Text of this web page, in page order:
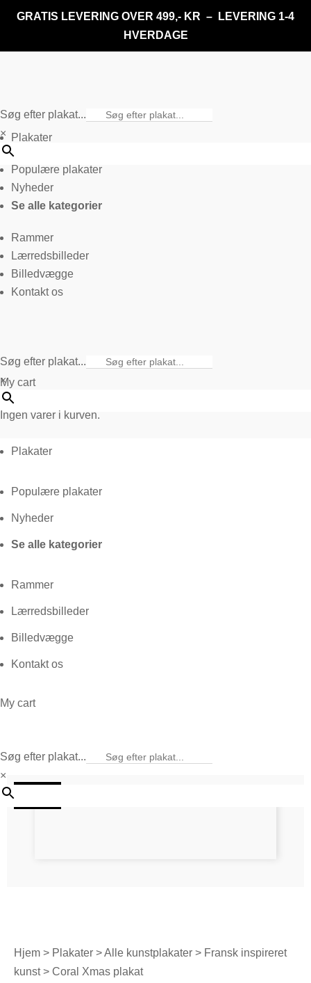
GRATIS LEVERING OVER 499,- KR – LEVERING 1-4
HVERDAGE
Søg efter plakat...
× Plakater
Populære plakater
Nyheder
Se alle kategorier
Rammer
Lærredsbilleder
Billedvægge
Kontakt os
Søg efter plakat...
×
My cart
Ingen varer i kurven.
Plakater
Populære plakater
Nyheder
Se alle kategorier
Rammer
Lærredsbilleder
Billedvægge
Kontakt os
My cart
Søg efter plakat...
×
Hjem > Plakater >Alle kunstplakater > Fransk inspireret
kunst> Coral Xmas plakat